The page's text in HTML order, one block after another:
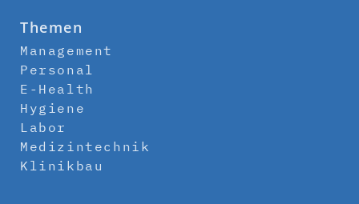
Themen
Management
Personal
E-Health
Hygiene
Labor
Medizintechnik
Klinikbau